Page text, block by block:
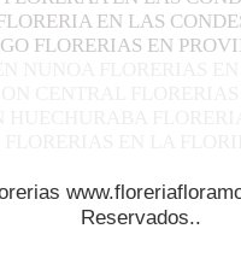
EN LAS
FLORERIAS EN
Reservados..